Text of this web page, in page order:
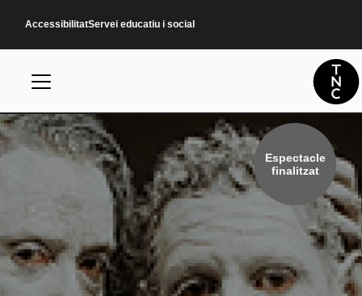
AccessibilitatServei educatiu i social
Espectacle
finalitzat